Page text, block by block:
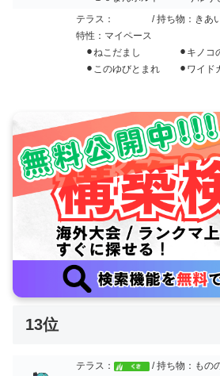
テラス：
/ 持ち物：きあ
特性：マイペース
⚫︎ねこだまし ⚫︎キノコの
⚫︎このゆびとまれ ⚫︎ワイド
13位
テラス：
/ 持ち物：もの